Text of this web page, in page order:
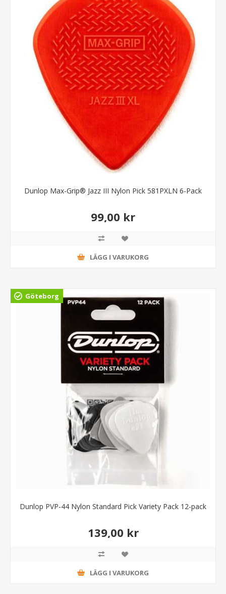
Dunlop Max-Grip® Jazz III Nylon Pick 581PXLN 6-Pack
99,00 kr
LÄGG I VARUKORG
Göteborg
Dunlop PVP-44 Nylon Standard Pick Variety Pack 12-pack
139,00 kr
LÄGG I VARUKORG